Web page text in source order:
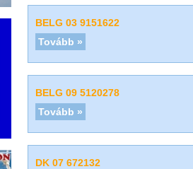
BELG 03 9151622
Tovább »
BELG 09 5120278
Tovább »
DK 07 672132